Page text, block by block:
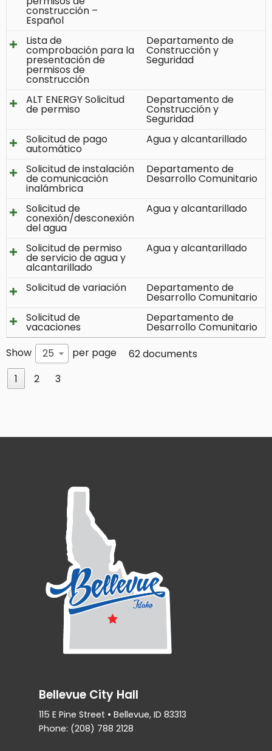
construcción –
Español
Lista de
comprobación para la
presentación de
permisos de
construcción
Departamento de
Construcción y
Seguridad
ALT ENERGY Solicitud
de permiso
Departamento de
Construcción y
Seguridad
Solicitud de pago
automático
Agua y alcantarillado
Solicitud de instalación
de comunicación
inalámbrica
Departamento de
Desarrollo Comunitario
Solicitud de
conexión/desconexión
del agua
Agua y alcantarillado
Solicitud de permiso
de servicio de agua y
alcantarillado
Agua y alcantarillado
Solicitud de variación Departamento de
Desarrollo Comunitario
Solicitud de
vacaciones
Departamento de
Desarrollo Comunitario
Show
25 per page
62 documents
1
2 3
Bellevue City Hall
115 E Pine Street • Bellevue, ID 83313
Phone: (208) 788 2128